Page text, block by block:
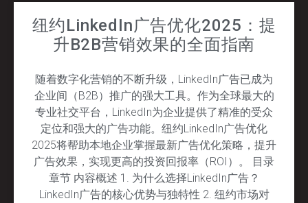
纽约LinkedIn广告优化2025：提
升B2B营销效果的全面指南
随着数字化营销的不断升级，LinkedIn广告已成为
企业间（B2B）推广的强大工具。作为全球最大的
专业社交平台，LinkedIn为企业提供了精准的受众
定位和强大的广告功能。纽约LinkedIn广告优化
2025将帮助本地企业掌握最新广告优化策略，提升
广告效果，实现更高的投资回报率（ROI）。 目录
章节 内容概述 1. 为什么选择LinkedIn广告？
LinkedIn广告的核心优势与独特性 2. 纽约市场对